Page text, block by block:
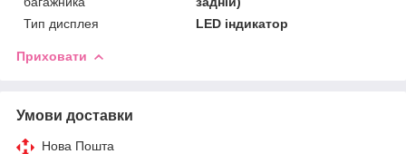
Тип дисплея
LED індикатор
Приховати
Умови доставки
Нова Пошта